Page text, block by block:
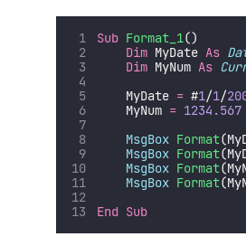
Sub Format_1()
Dim MyDate As
Dim MyNum As
    MyDate
= #1/1/
    MyNum
= 1234.567
MsgBox Format
MsgBox Format
MsgBox Format
MsgBox Format
End Sub